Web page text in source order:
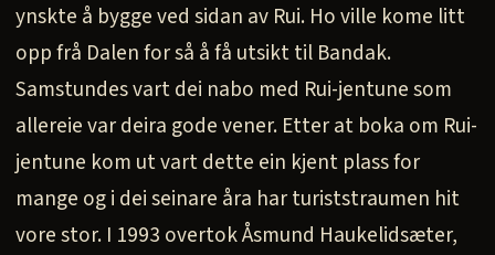
ynskte å bygge ved sidan av Rui. Ho ville kome litt
opp frå Dalen for så å få utsikt til Bandak.
Samstundes vart dei nabo med Rui-jentune som
allereie var deira gode vener. Etter at boka om Rui-
jentune kom ut vart dette ein kjent plass for
mange og i dei seinare åra har turiststraumen hit
vore stor. I 1993 overtok Åsmund Haukelidsæter,